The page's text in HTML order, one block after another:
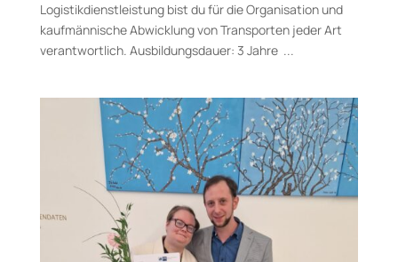
Logistikdienstleistung bist du für die Organisation und
kaufmännische Abwicklung von Transporten jeder Art
verantwortlich. Aus­bildungs­dauer: 3 Jahre ...